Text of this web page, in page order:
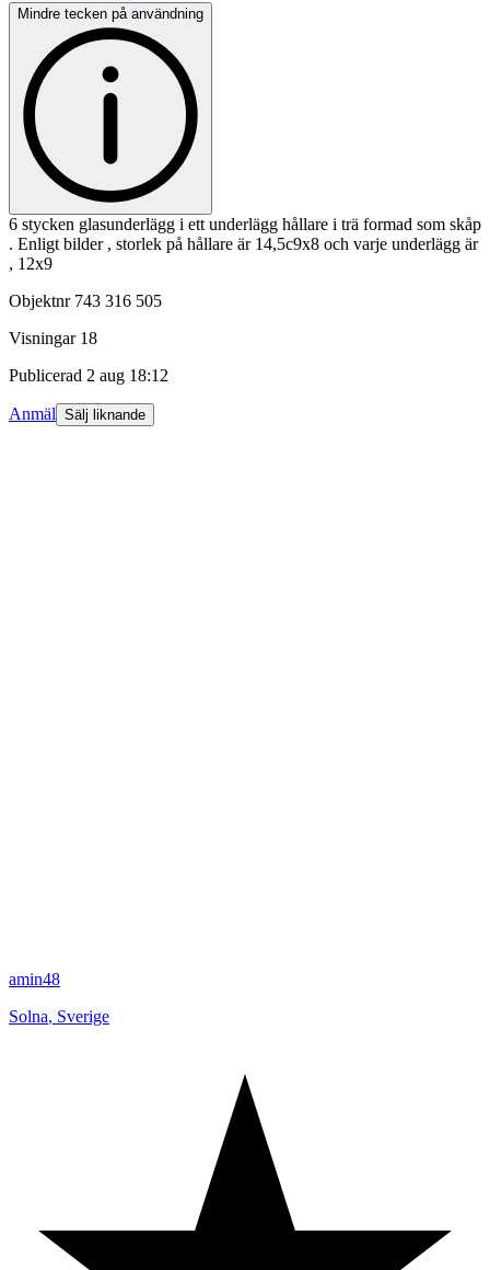
Mindre tecken på användning
6 stycken glasunderlägg i ett underlägg hållare i trä formad som skåp
. Enligt bilder , storlek på hållare är 14,5c9x8 och varje underlägg är
, 12x9
Objektnr 743 316 505
Visningar 18
Publicerad 2 aug 18:12
Anmäl Sälj liknande
amin48
Solna, Sverige